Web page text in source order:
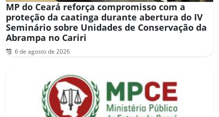
MP do Ceará reforça compromisso com a
proteção da caatinga durante abertura do IV
Seminário sobre Unidades de Conservação da
Abrampa no Cariri
6 de agosto de 2026